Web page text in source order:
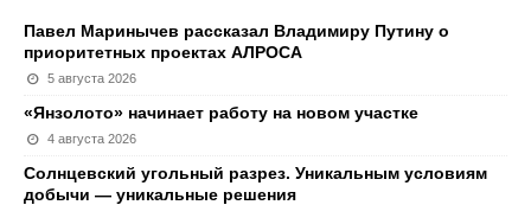
Павел Маринычев рассказал Владимиру Путину о
приоритетных проектах АЛРОСА
5 августа 2026
«Янзолото» начинает работу на новом участке
4 августа 2026
Солнцевский угольный разрез. Уникальным условиям
добычи — уникальные решения